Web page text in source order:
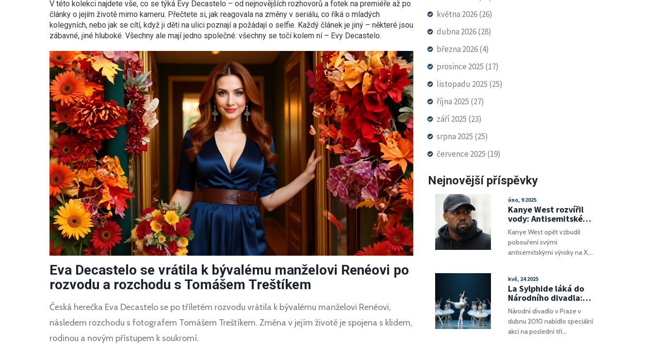
V této kolekci najdete vše, co se týká Evy Decastelo – od nejnovějších rozhovorů a fotek na premiéře až po
články o jejím životě mimo kameru. Přečtete si, jak reagovala na změny v seriálu, co říká o mladých
kolegyních, nebo jak se cítí, když ji děti na ulici poznají a požádají o selfie. Každý článek je jiný – některé jsou
zábavné, jiné hluboké. Všechny ale mají jedno společné: všechny se točí kolem ní – Evy Decastelo.
Eva Decastelo se vrátila k bývalému manželovi Renéovi po
rozvodu a rozchodu s Tomášem Treštíkem
Česká herečka Eva Decastelo se po tříletém rozvodu vrátila k bývalému manželovi Renéovi,
následem rozchodu s fotografem Tomášem Treštíkem. Změna v jejím životě je spojena s klidem,
rodinou a novým přístupem k soukromí.
května 2026(26)
dubna 2026(28)
března 2026(4)
prosince 2025 (17)
listopadu 2025 (25)
října 2025 (27)
září 2025 (23)
srpna 2025 (25)
července 2025 (19)
Nejnovější příspěvky
úno, 9 2025
Kanye West rozvířil
vody: Antisemitské
výlevy, podpora pro
Diddyho a kontrola
nad manželkou
Kanye West opět vzbudil
pobouření svými
antisemitskými výroky na X,
kvůli odhaleným šatům své
ženy na Grammy. Historie
jeho nenávistných projevů
vedla k ukončení řady
značkových spoluprací,
přičemž organizace požadují
kvě, 24 2025
La Sylphide láká do
Národního divadla:
Dva lístky za cenu
jednoho
Národní divadlo v Praze v
dubnu 2010 nabídlo speciální
akci na poslední tři